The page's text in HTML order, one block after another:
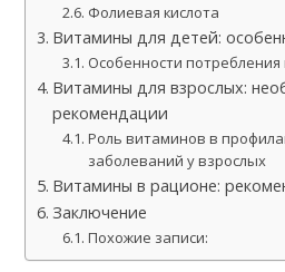
Фолиевая кислота
Витамины для детей:
Особенности
Витамины для взрослых:
рекомендации
Роль витаминов в
заболеваний у взрослых
Витамины в рационе:
Заключение
Похожие записи: